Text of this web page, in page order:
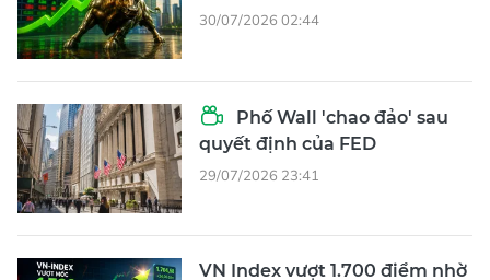
30/07/2026 02:44
Phố Wall 'chao đảo' sau
quyết định của FED
29/07/2026 23:41
VN Index vượt 1.700 điểm nhờ